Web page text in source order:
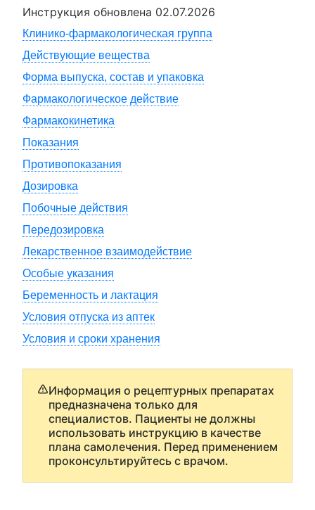
Инструкция обновлена 02.07.2026
Клинико-фармакологическая группа
Действующие вещества
Форма выпуска, состав и упаковка
Фармакологическое действие
Фармакокинетика
Показания
Противопоказания
Дозировка
Побочные действия
Передозировка
Лекарственное взаимодействие
Особые указания
Беременность и лактация
Условия отпуска из аптек
Условия и сроки хранения
Информация о рецептурных препаратах
предназначена только для
специалистов. Пациенты не должны
использовать инструкцию в качестве
плана самолечения. Перед применением
проконсультируйтесь с врачом.